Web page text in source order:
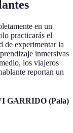
en un
practicarás el
de experimentar la
inmersivas
los viajeros
reportan un
GARRIDO (Pala)